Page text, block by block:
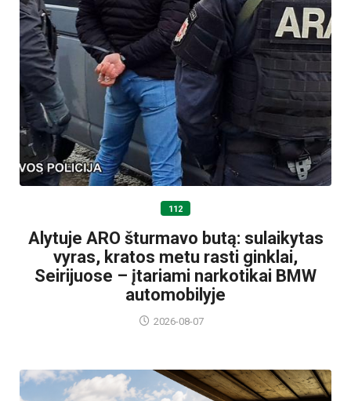
112
Alytuje ARO šturmavo butą: sulaikytas
vyras, kratos metu rasti ginklai,
Seirijuose – įtariami narkotikai BMW
automobilyje
2026-08-07